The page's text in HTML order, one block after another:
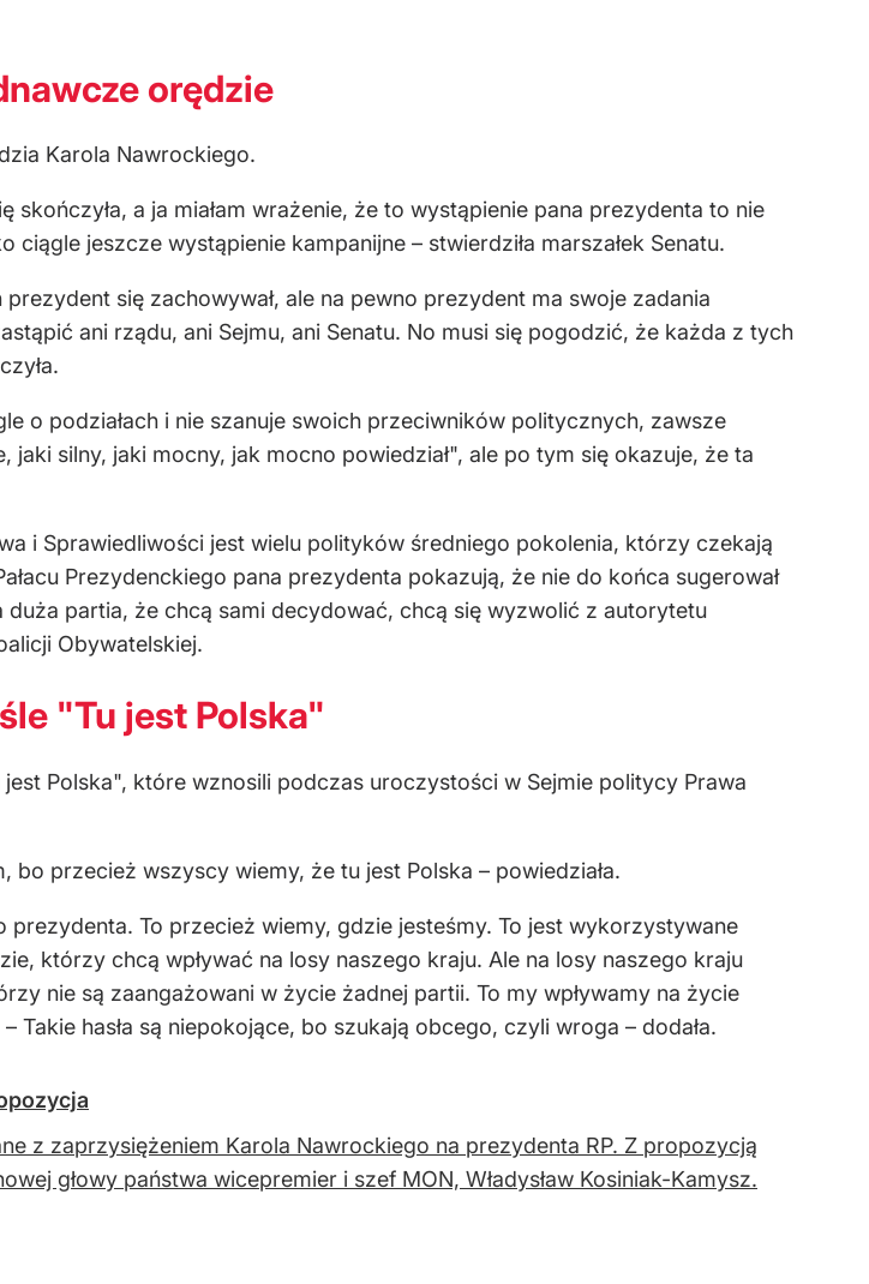
orędzie
Karola Nawrockiego.
skończyła, a ja miałam wrażenie, że to wystąpienie pana prezydenta to nie
jeszcze wystąpienie kampanijne – stwierdziła marszałek Senatu.
się zachowywał, ale na pewno prezydent ma swoje zadania
ani rządu, ani Sejmu, ani Senatu. No musi się pogodzić, że każda z tych
o podziałach i nie szanuje swoich przeciwników politycznych, zawsze
silny, jaki mocny, jak mocno powiedział", ale po tym się okazuje, że ta
i Sprawiedliwości jest wielu polityków średniego pokolenia, którzy czekają
Prezydenckiego pana prezydenta pokazują, że nie do końca sugerował
partia, że chcą sami decydować, chcą się wyzwolić z autorytetu
Obywatelskiej.
"Tu jest Polska"
Polska", które wznosili podczas uroczystości w Sejmie politycy Prawa
przecież wszyscy wiemy, że tu jest Polska – powiedziała.
To przecież wiemy, gdzie jesteśmy. To jest wykorzystywane
którzy chcą wpływać na losy naszego kraju. Ale na losy naszego kraju
nie są zaangażowani w życie żadnej partii. To my wpływamy na życie
Takie hasła są niepokojące, bo szukają obcego, czyli wroga – dodała.
z zaprzysiężeniem Karola Nawrockiego na prezydenta RP. Z propozycją
głowy państwa wicepremier i szef MON, Władysław Kosiniak-Kamysz.